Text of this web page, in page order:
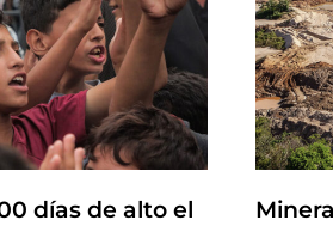
días de alto el